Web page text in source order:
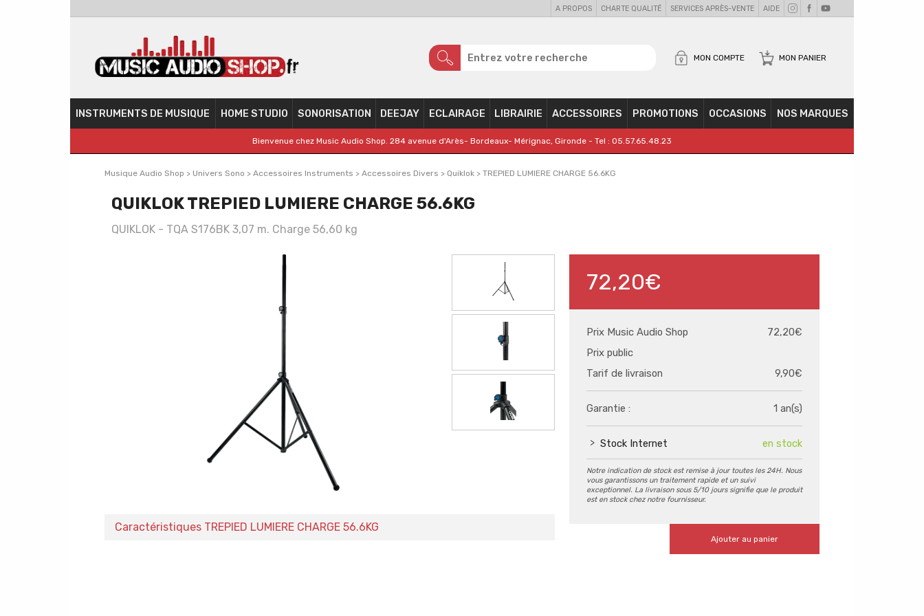
A PROPOS CHARTE QUALITÉ SERVICES APRÈS-VENTE AIDE
MON PANIER
MON COMPTE
INSTRUMENTS DE MUSIQUE HOME STUDIO SONORISATION DEEJAY ECLAIRAGE LIBRAIRIE ACCESSOIRES PROMOTIONS OCCASIONS NOS MARQUES
Bienvenue chez Music Audio Shop. 284 avenue d'Arès- Bordeaux- Mérignac, Gironde - Tel : 05.57.65.48.23
Musique Audio Shop > Univers Sono > Accessoires Instruments > Accessoires Divers > Quiklok > TREPIED LUMIERE CHARGE 56.6KG
QUIKLOK TREPIED LUMIERE CHARGE 56.6KG
QUIKLOK - TQA S176BK 3,07 m. Charge 56,60 kg
72,20€
Prix Music Audio Shop
72,20€
Prix public
Tarif de livraison
9,90€
Garantie : 1 an(s)
Stock Internet en stock
Notre indication de stock est remise à jour toutes les 24H. Nous
vous garantissons un traitement rapide et un suivi
exceptionnel. La livraison sous 5/10 jours signifie que le produit
est en stock chez notre fournisseur.
Ajouter au panier
Caractéristiques TREPIED LUMIERE CHARGE 56.6KG